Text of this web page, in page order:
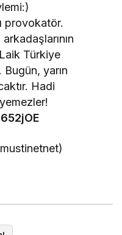
provokatör.
Türkiye
yarın
Hadi